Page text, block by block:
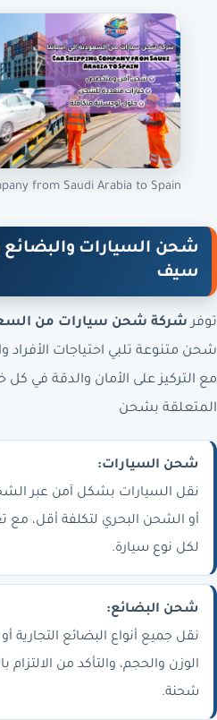
from Saudi Arabia to Spain
شحن السيارات
سيف
توفر شركة شحن سيارات من
شحن متنوعة تلبي احتياجات
مع التركيز على الأمان والدقة في
المتعلقة بشحن
شحن السيارات:
نقل السيارات بشكل آمن عبر
أو الشحن البحري لتكلفة أقل،
لكل نوع سيارة.
شحن البضائع:
نقل جميع أنواع البضائع
الوزن والحجم، والتأكد من الالتزام
شحنة.